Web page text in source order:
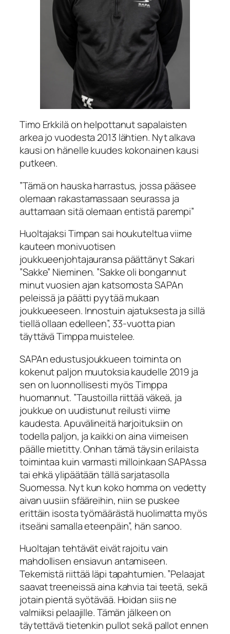
Timo Erkkilä on helpottanut sapalaisten
arkea jo vuodesta 2013 lähtien. Nyt alkava
kausi on hänelle kuudes kokonainen kausi
putkeen.
”Tämä on hauska harrastus, jossa pääsee
olemaan rakastamassaan seurassa ja
auttamaan sitä olemaan entistä parempi”
Huoltajaksi Timpan sai houkuteltua viime
kauteen monivuotisen
joukkueenjohtajauransa päättänyt Sakari
”Sakke” Nieminen. ”Sakke oli bongannut
minut vuosien ajan katsomosta SAPAn
peleissä ja päätti pyytää mukaan
joukkueeseen. Innostuin ajatuksesta ja sillä
tiellä ollaan edelleen”, 33-vuotta pian
täyttävä Timppa muistelee.
SAPAn edustusjoukkueen toiminta on
kokenut paljon muutoksia kaudelle 2019 ja
sen on luonnollisesti myös Timppa
huomannut. ”Taustoilla riittää väkeä, ja
joukkue on uudistunut reilusti viime
kaudesta. Apuvälineitä harjoituksiin on
todella paljon, ja kaikki on aina viimeisen
päälle mietitty. Onhan tämä täysin erilaista
toimintaa kuin varmasti milloinkaan SAPAssa
tai ehkä ylipäätään tällä sarjatasolla
Suomessa. Nyt kun koko homma on vedetty
aivan uusiin sfääreihin, niin se puskee
erittäin isosta työmäärästä huolimatta myös
itseäni samalla eteenpäin”, hän sanoo.
Huoltajan tehtävät eivät rajoitu vain
mahdollisen ensiavun antamiseen.
Tekemistä riittää läpi tapahtumien. ”Pelaajat
saavat treeneissä aina kahvia tai teetä, sekä
jotain pientä syötävää. Hoidan siis ne
valmiiksi pelaajille. Tämän jälkeen on
täytettävä tietenkin pullot sekä pallot ennen